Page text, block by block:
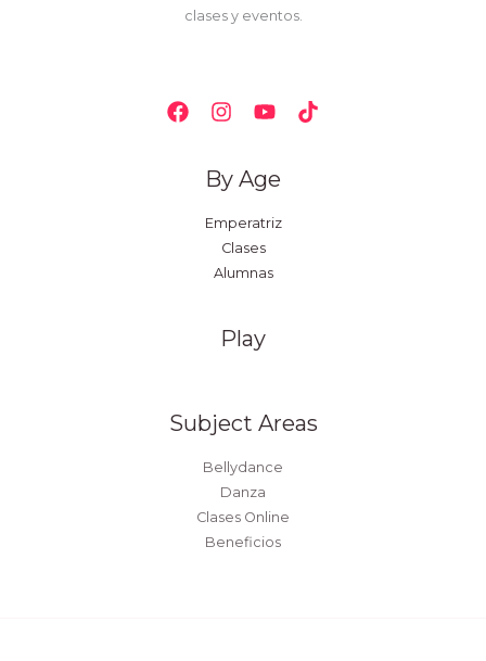
clases y eventos.
By Age
Emperatriz
Clases
Alumnas
Play
Subject Areas
Bellydance
Danza
Clases Online
Beneficios